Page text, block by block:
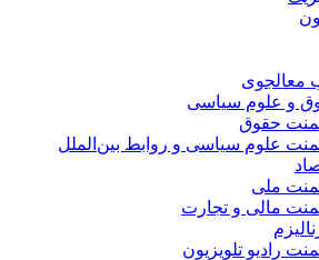
معالجوی
و علوم سیاسی
حقوق
علوم سیاسی و روابط بین‌الملل
ملی
مالی و تجارت
رادیو تلویزیون